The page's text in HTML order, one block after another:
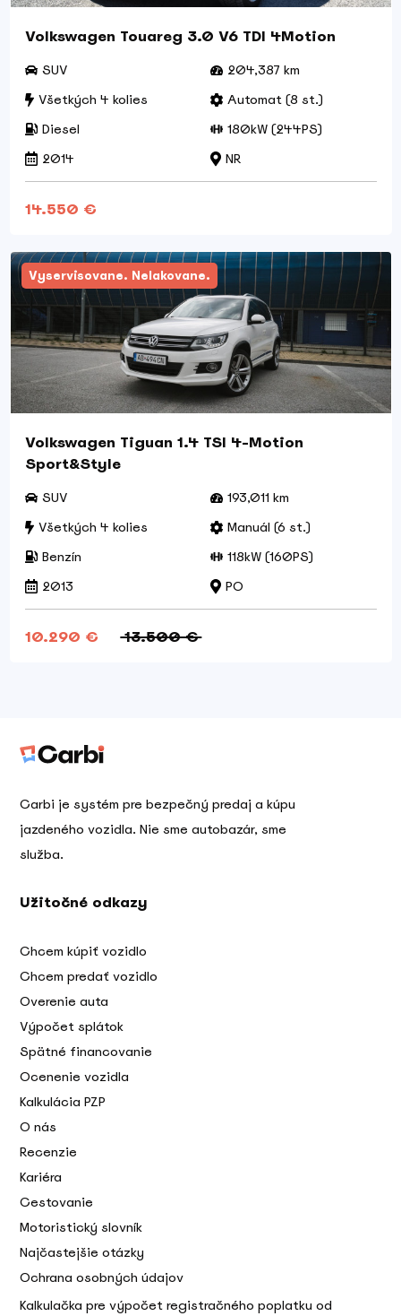
Volkswagen Touareg 3.0 V6 TDI 4Motion
SUV
204,387 km
Všetkých 4 kolies
Automat (8 st.)
Diesel
180kW (244PS)
2014
NR
14.550 €
Vyservisovane. Nelakovane.
Volkswagen Tiguan 1.4 TSI 4-Motion
Sport&Style
SUV
193,011 km
Všetkých 4 kolies
Manuál (6 st.)
Benzín
118kW (160PS)
2013
PO
10.290 € 13.500 €
Carbi je systém pre bezpečný predaj a kúpu
jazdeného vozidla. Nie sme autobazár, sme
služba.
Užitočné odkazy
Chcem kúpiť vozidlo
Chcem predať vozidlo
Overenie auta
Výpočet splátok
Spätné financovanie
Ocenenie vozidla
Kalkulácia PZP
O nás
Recenzie
Kariéra
Cestovanie
Motoristický slovník
Najčastejšie otázky
Ochrana osobných údajov
Kalkulačka pre výpočet registračného poplatku od